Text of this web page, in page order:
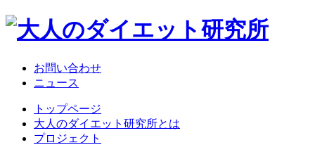
お問い合わせ
ニュース
トップページ
大人のダイエット研究所とは
プロジェクト